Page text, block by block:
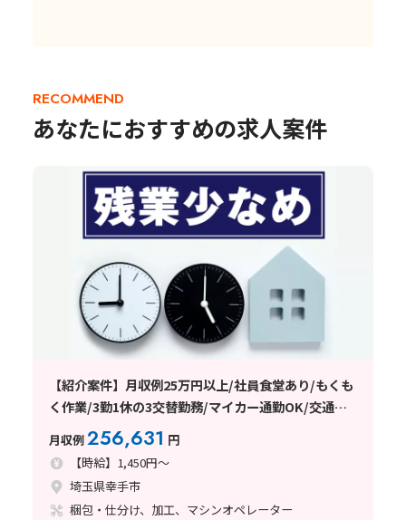
RECOMMEND
あなたにおすすめの求人案件
【紹介案件】月収例25万円以上/社員食堂あり/もくも
く作業/3勤1休の3交替勤務/マイカー通勤OK/交通費
支給あり/日払い・週払い制度あり
月収例256,631 円
【時給】1,450円～
埼玉県幸手市
梱包・仕分け、加工、マシンオペレーター